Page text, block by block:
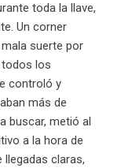
toda la llave,
Un corner
suerte por
todos los
controló y
más de
buscar, metió al
a la hora de
llegadas claras,